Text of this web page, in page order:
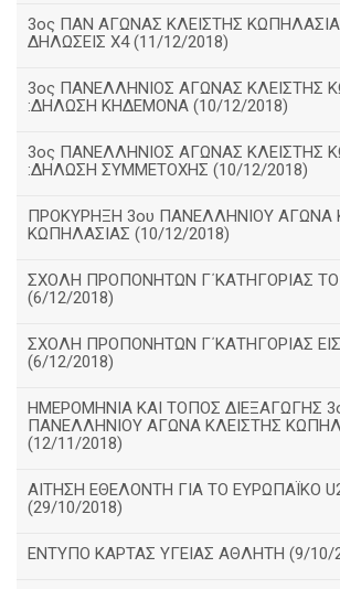
3ος ΠΑΝ ΑΓΩΝΑΣ ΚΛΕΙΣΤΗΣ
ΔΗΛΩΣΕΙΣ Χ4 (11/12/2018)
3ος ΠΑΝΕΛΛΗΝΙΟΣ ΑΓΩΝΑΣ ΚΛΕΙΣΤΗΣ
:ΔΗΛΩΣΗ ΚΗΔΕΜΟΝΑ (10/12/2018)
3ος ΠΑΝΕΛΛΗΝΙΟΣ ΑΓΩΝΑΣ ΚΛΕΙΣΤΗΣ
:ΔΗΛΩΣΗ ΣΥΜΜΕΤΟΧΗΣ (10/12/2018)
ΠΡΟΚΥΡΗΞΗ 3ου ΠΑΝΕΛΛΗΝΙΟΥ ΑΓΩΝΑ
ΚΩΠΗΛΑΣΙΑΣ (10/12/2018)
ΣΧΟΛΗ ΠΡΟΠΟΝΗΤΩΝ Γ΄ΚΑΤΗΓΟΡΙΑΣ
(6/12/2018)
ΣΧΟΛΗ ΠΡΟΠΟΝΗΤΩΝ Γ΄ΚΑΤΗΓΟΡΙΑΣ
(6/12/2018)
ΗΜΕΡΟΜΗΝΙΑ ΚΑΙ ΤΟΠΟΣ ΔΙΕΞΑΓΩΓΗΣ
ΠΑΝΕΛΛΗΝΙΟΥ ΑΓΩΝΑ ΚΛΕΙΣΤΗΣ
(12/11/2018)
ΑΙΤΗΣΗ ΕΘΕΛΟΝΤΗ ΓΙΑ ΤΟ ΕΥΡΩΠΑΪΚΟ
(29/10/2018)
ΕΝΤΥΠΟ ΚΑΡΤΑΣ ΥΓΕΙΑΣ ΑΘΛΗΤΗ (9/10/